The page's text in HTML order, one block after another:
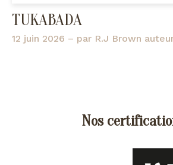
TUKABADA
12 juin 2026 – par R.J Brown
Nos